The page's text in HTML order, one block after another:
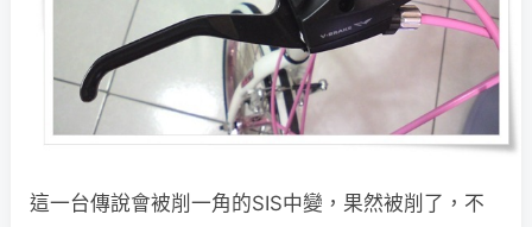
這一台傳說會被削一角的SIS中變，果然被削了，不